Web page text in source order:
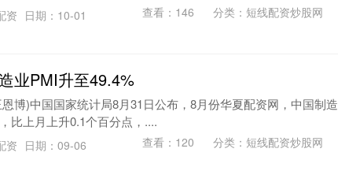
资 日期：10-01 查看： 146 分类： 短线配资炒股网
业PMI升至49.4%
博)中国国家统计局8月31日公布，8月份华夏配资网，中国制造
比上月上升0.1个百分点，....
资 日期：09-06 查看： 120 分类： 短线配资炒股网